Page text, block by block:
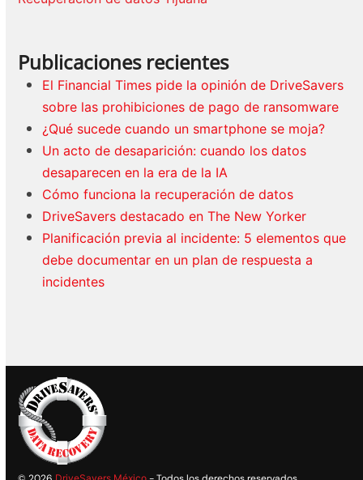
Publicaciones recientes
El Financial Times pide la opinión de DriveSavers
sobre las prohibiciones de pago de ransomware
¿Qué sucede cuando un smartphone se moja?
Un acto de desaparición: cuando los datos
desaparecen en la era de la IA
Cómo funciona la recuperación de datos
DriveSavers destacado en The New Yorker
Planificación previa al incidente: 5 elementos que
debe documentar en un plan de respuesta a
incidentes